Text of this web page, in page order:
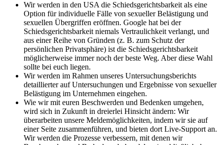
Wir werden in den USA die Schiedsgerichtsbarkeit als eine
Option für individuelle Fälle von sexueller Belästigung und
sexuellen Übergriffen eröffnen. Google hat bei der
Schiedsgerichtsbarkeit niemals Vertraulichkeit verlangt, und
aus einer Reihe von Gründen (z. B. zum Schutz der
persönlichen Privatsphäre) ist die Schiedsgerichtsbarkeit
möglicherweise immer noch der beste Weg. Aber diese Wahl
sollte bei euch liegen.
Wir werden im Rahmen unseres Untersuchungsberichts
detaillierter auf Untersuchungen und Ergebnisse von sexueller
Belästigung im Unternehmen eingehen.
Wie wir mit euren Beschwerden und Bedenken umgehen,
wird sich in Zukunft in dreierlei Hinsicht ändern: Wir
überarbeiten unsere Meldemöglichkeiten, indem wir sie auf
einer Seite zusammenführen, und bieten dort Live-Support an.
Wir werden die Prozesse verbessern, mit denen wir